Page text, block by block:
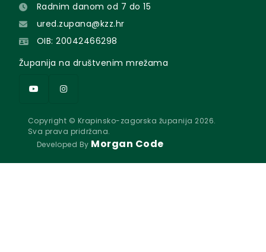
Radnim danom od 7 do 15
ured.zupana@kzz.hr
OIB: 20042466298
Županija na društvenim mrežama
Copyright © Krapinsko-zagorska županija 2026.
Sva prava pridržana.
Developed By Morgan Code